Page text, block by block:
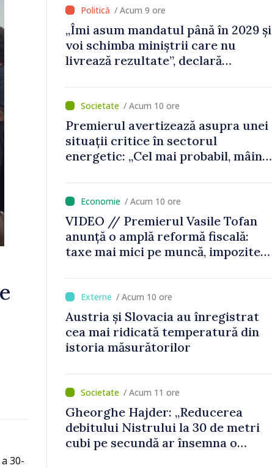
30-
/ Acum 9 ore
„Îmi asum mandatul până în 2029 și
voi schimba miniștrii care nu
livrează rezultate”, declară
/ Acum 10 ore
Premierul avertizează asupra unei
situații critice în sectorul
energetic: „Cel mai probabil, mâine
/ Acum 10 ore
VIDEO // Premierul Vasile Tofan
anunță o amplă reformă fiscală:
taxe mai mici pe muncă, impozite
/ Acum 10 ore
Austria și Slovacia au înregistrat
cea mai ridicată temperatură din
istoria măsurătorilor
/ Acum 11 ore
Gheorghe Hajder: „Reducerea
debitului Nistrului la 30 de metri
cubi pe secundă ar însemna o